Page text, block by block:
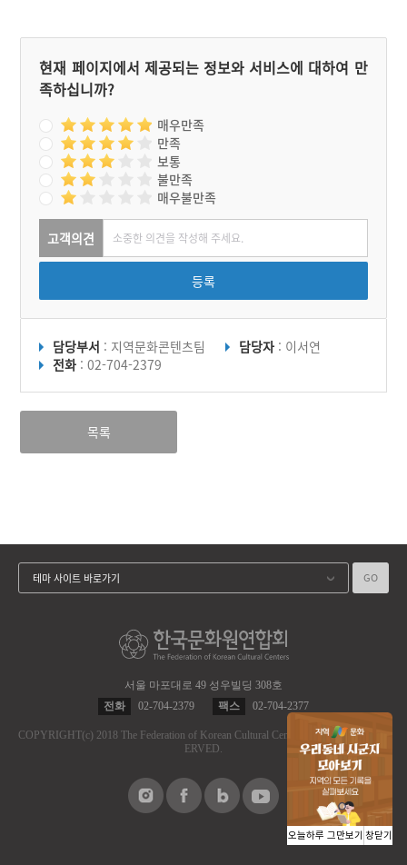
현재 페이지에서 제공되는 정보와 서비스에 대하여 만
족하십니까?
매우만족
만족
보통
불만족
매우불만족
고객의견
등록
담당부서 : 지역문화콘텐츠팀 담당자 : 이서연
전화 : 02-704-2379
목록
서울 마포대로 49 성우빌딩 308호
전화
02-704-2379 팩스 02-704-2377
COPYRIGHT(c) 2018 The Federation of Korean Cultural Centers.
ALL RIGHT RES
ERVED.
테마 사이트 바로가기 GO
오늘하루 그만보기 창닫기